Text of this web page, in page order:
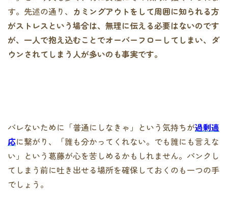
す。先述の通り、 カミングアウトをして周囲に知られる方
がストレスという場合は、無理に伝える必要はないのです
が、一人で抱え込むことでオーバーフローしてしまい、ダ
ウンされてしまう人が多いのも事実です。
バレないために「普通にしなきゃ」という気持ちが過剰適
応に繋がり、「誰も分かってくれない。でも誰にも言えな
い」という葛藤が心を苦しめるかもしれません。パンクし
てしまう前に吐き出せる場所を確保しておくのも一つの手
でしょう。